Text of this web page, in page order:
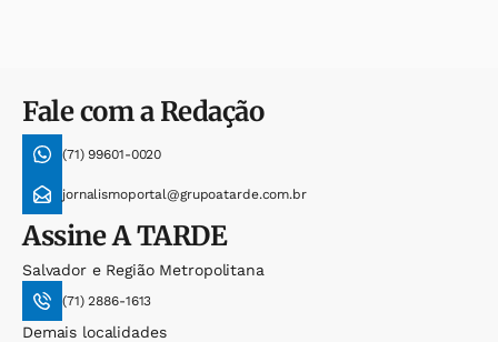
Fale com a Redação
(71) 99601-0020
jornalismoportal@grupoatarde.com.br
AssineA TARDE
Salvador e Região Metropolitana
(71) 2886-1613
Demais localidades